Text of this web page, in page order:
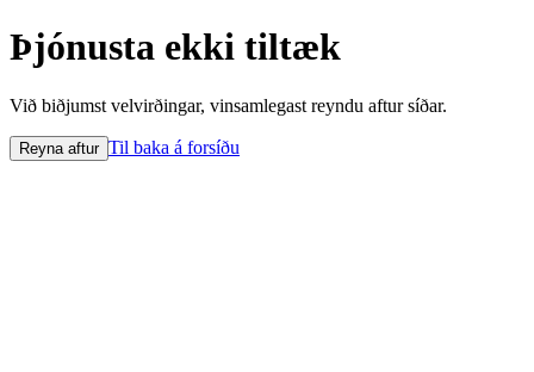
Þjónusta ekki tiltæk
Við biðjumst velvirðingar, vinsamlegast reyndu aftur síðar.
Reyna aftur Til baka á forsíðu